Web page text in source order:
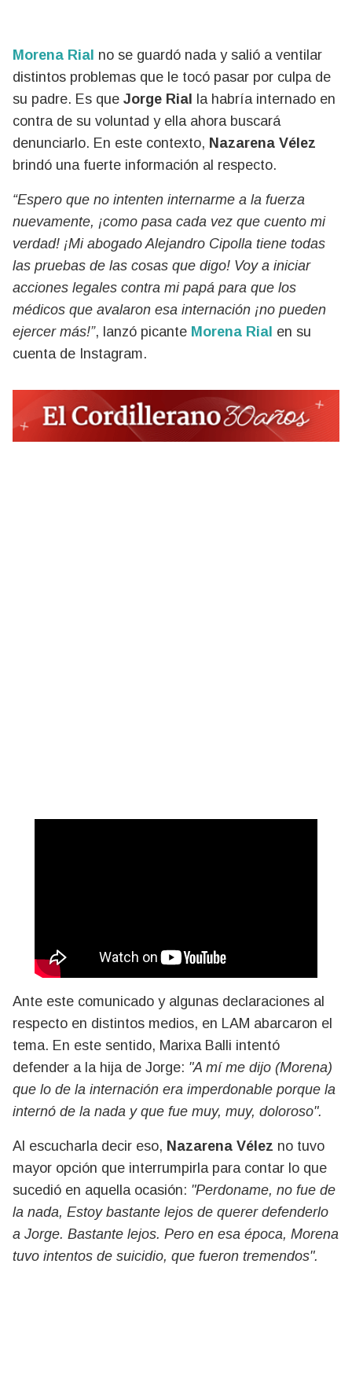
Morena Rial no se guardó nada y salió a ventilar
distintos problemas que le tocó pasar por culpa de
su padre. Es que Jorge Rial
la habría internado en
contra de su voluntad y ella ahora buscará
denunciarlo. En este contexto, Nazarena Vélez
brindó una fuerte información al respecto.
“Espero que no intenten internarme a la fuerza
nuevamente, ¡como pasa cada vez que cuento mi
verdad! ¡Mi abogado Alejandro Cipolla tiene todas
las pruebas de las cosas que digo! Voy a iniciar
acciones legales contra mi papá para que los
médicos que avalaron esa internación ¡no pueden
ejercer más!”, lanzó picante Morena Rial en su
cuenta de Instagram.
Ante este comunicado y algunas declaraciones al
respecto en distintos medios, en LAM abarcaron el
tema. En este sentido, Marixa Balli intentó
defender a la hija de Jorge: "A mí me dijo (Morena)
que lo de la internación era imperdonable porque la
internó de la nada y que fue muy, muy, doloroso".
Al escucharla decir eso, Nazarena Vélez no tuvo
mayor opción que interrumpirla para contar lo que
sucedió en aquella ocasión: "Perdoname, no fue de
la nada, Estoy bastante lejos de querer defenderlo
a Jorge. Bastante lejos. Pero en esa época, Morena
tuvo intentos de suicidio, que fueron tremendos".